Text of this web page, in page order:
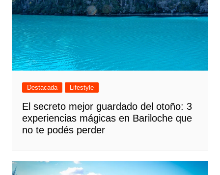
Destacada Lifestyle
El secreto mejor guardado del otoño: 3
experiencias mágicas en Bariloche que
no te podés perder